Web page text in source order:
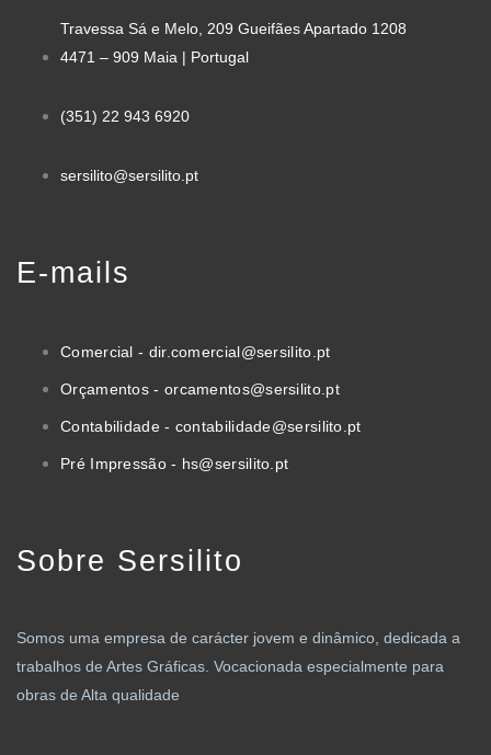
Travessa Sá e Melo, 209 Gueifães Apartado 1208
4471 – 909 Maia | Portugal
(351) 22 943 6920
sersilito@sersilito.pt
E-mails
Comercial - dir.comercial@sersilito.pt
Orçamentos - orcamentos@sersilito.pt
Contabilidade - contabilidade@sersilito.pt
Pré Impressão - hs@sersilito.pt
Sobre Sersilito
Somos uma empresa de carácter jovem e dinâmico, dedicada a
trabalhos de Artes Gráficas. Vocacionada especialmente para
obras de Alta qualidade